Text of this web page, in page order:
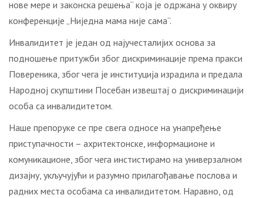
нове мере и законска решења“ која је одржана у оквиру
конференције „Ниједна мама није сама“.
Инвалидитет је један од најучесталијих основа за
подношење притужби због дискриминације према пракси
Повереника, због чега је институција израдила и предала
Народној скупштини Посебан извештај о дискриминацији
особа са инвалидитетом.
Наше препоруке се пре свега односе на унапређење
приступачности – ахритектонске, информационе и
комуникационе, због чега инстистирамо на универзалном
дизајну, укључујући и разумно прилагођавање послова и
радних места особама са инвалидитетом. Наравно, од